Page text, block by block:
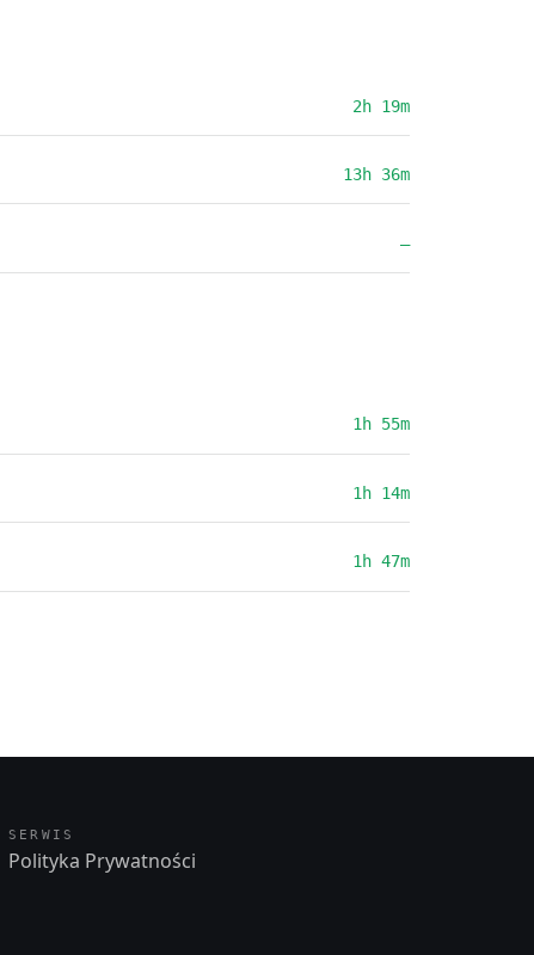
2h 19m
13h 36m
—
1h 55m
1h 14m
1h 47m
SERWIS
Polityka Prywatności